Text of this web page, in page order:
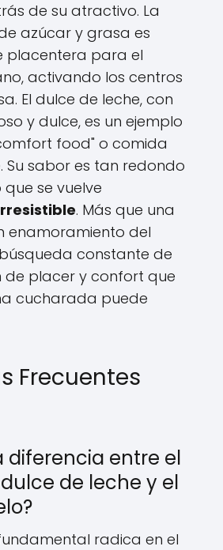
de su atractivo. La
azúcar y grasa es
placentera para el
activando los centros
El dulce de leche, con
y dulce, es un ejemplo
food" o comida
Su sabor es tan redondo
se vuelve
. Más que una
enamoramiento del
constante de
de placer y confort que
cucharada puede
Frecuentes
diferencia entre el
de leche y el
radica en el